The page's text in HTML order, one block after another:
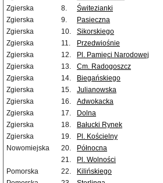
Zgierska
8. Świtezianki
Zgierska
9. Pasieczna
Zgierska
10. Sikorskiego
Zgierska
11. Przedwiośnie
Zgierska
12. Pl. Pamięci Narodowej
Zgierska
13. Cm. Radogoszcz
Zgierska
14. Biegańskiego
Zgierska
15. Julianowska
Zgierska
16. Adwokacka
Zgierska
17. Dolna
Zgierska
18. Bałucki Rynek
Zgierska
19. Pl. Kościelny
Nowomiejska
20. Północna
21.
Pl. Wolności
Pomorska
22. Kilińskiego